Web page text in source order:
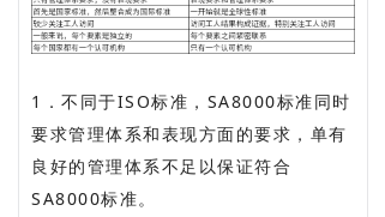
1．不同于ISO标准，SA8000标准同时
要求管理体系和表现方面的要求，单有
良好的管理体系不足以保证符合
SA8000标准。